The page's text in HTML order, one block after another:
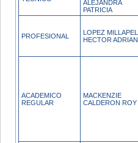
ALEJANDRA
PATRICIA
PROFESIONAL
LOPEZ MILLAPEL
HECTOR ADRIAN
ACADEMICO
REGULAR
MACKENZIE
CALDERON ROY